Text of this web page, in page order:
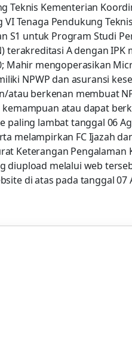
Teknis Kementerian
Tenaga Pendukung
S1 untuk Program Studi
terakreditasi A dengan IPK
Mahir mengoperasikan
NPWP dan asuransi
atau berkenan membuat
atau dapat
paling lambat tanggal 06
melampirkan FC Ijazah
Keterangan
diupload melalui web
di atas pada tanggal 07